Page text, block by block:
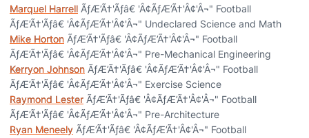
Marquel Harrell ÃƒÆ’Ã†'Ãƒâ€ 'Â¢ÃƒÆ’Ã†'Â¢'Â¬" Football
ÃƒÆ’Ã†'Ãƒâ€ 'Â¢ÃƒÆ’Ã†'Â¢'Â¬" Undeclared Science and Math
Mike Horton ÃƒÆ’Ã†'Ãƒâ€ 'Â¢ÃƒÆ’Ã†'Â¢'Â¬" Football
ÃƒÆ’Ã†'Ãƒâ€ 'Â¢ÃƒÆ’Ã†'Â¢'Â¬" Pre-Mechanical Engineering
Kerryon Johnson ÃƒÆ’Ã†'Ãƒâ€ 'Â¢ÃƒÆ’Ã†'Â¢'Â¬" Football
ÃƒÆ’Ã†'Ãƒâ€ 'Â¢ÃƒÆ’Ã†'Â¢'Â¬" Exercise Science
Raymond Lester ÃƒÆ’Ã†'Ãƒâ€ 'Â¢ÃƒÆ’Ã†'Â¢'Â¬" Football
ÃƒÆ’Ã†'Ãƒâ€ 'Â¢ÃƒÆ’Ã†'Â¢'Â¬" Pre-Architecture
Ryan Meneely ÃƒÆ’Ã†'Ãƒâ€ 'Â¢ÃƒÆ’Ã†'Â¢'Â¬" Football